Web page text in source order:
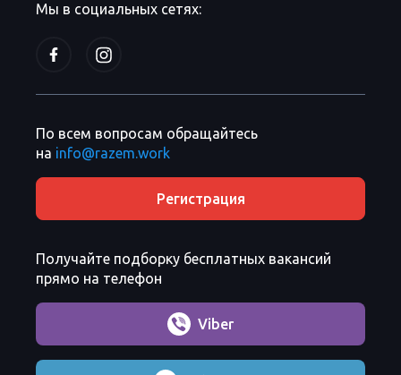
Мы в социальных сетях:
По всем вопросам обращайтесь
на info@razem.work
Регистрация
Получайте подборку бесплатных вакансий
прямо на телефон
Viber